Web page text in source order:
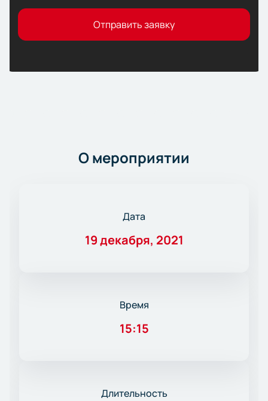
Отправить заявку
О мероприятии
Дата
19 декабря, 2021
Время
15:15
Длительность